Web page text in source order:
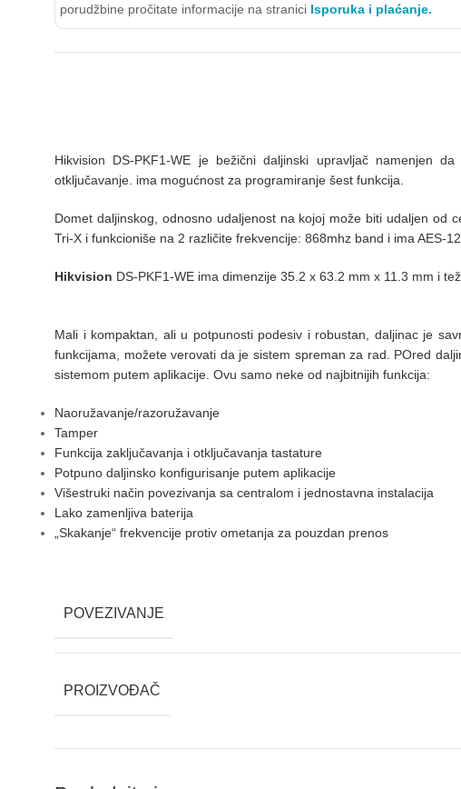
porudžbine pročitate informacije na stranici Isporuka i plaćanje.
Hikvision DS-PKF1-WE je bežični daljinski upravljač namenjen da
otključavanje. ima mogućnost za programiranje šest funkcija.
Domet daljinskog, odnosno udaljenost na kojoj može biti udaljen od
Tri-X i funkcioniše na 2 različite frekvencije: 868mhz band i ima AES-
Hikvision DS-PKF1-WE ima dimenzije 35.2 x 63.2 mm x 11.3 mm i
Mali i kompaktan, ali u potpunosti podesiv i robustan, daljinac je
funkcijama, možete verovati da je sistem spreman za rad. POred
sistemom putem aplikacije. Ovu samo neke od najbitnijih funkcija:
Naoružavanje/razoružavanje
Tamper
Funkcija zaključavanja i otključavanja tastature
Potpuno daljinsko konfigurisanje putem aplikacije
Višestruki način povezivanja sa centralom i jednostavna instalacija
Lako zamenljiva baterija
„Skakanje“ frekvencije protiv ometanja za pouzdan prenos
POVEZIVANJE
PROIZVOĐAČ